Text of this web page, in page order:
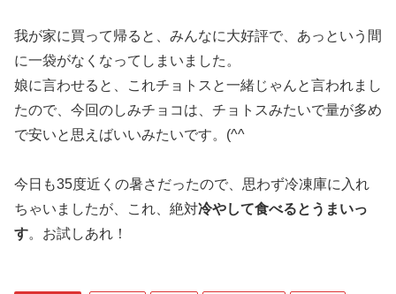
我が家に買って帰ると、みんなに大好評で、あっという間
に一袋がなくなってしまいました。
娘に言わせると、これチョトスと一緒じゃんと言われまし
たので、今回のしみチョコは、チョトスみたいで量が多め
で安いと思えばいいみたいです。(^^ゞ
今日も35度近くの暑さだったので、思わず冷凍庫に入れ
ちゃいましたが、これ、絶対冷やして食べるとうまいっ
す。お試しあれ！